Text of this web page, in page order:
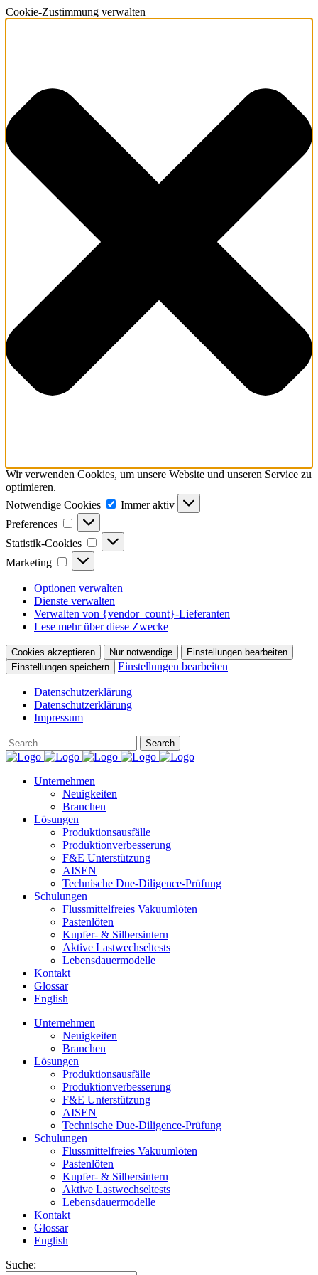
Cookie-Zustimmung verwalten
Wir verwenden Cookies, um unsere Website und unseren Service zu
optimieren.
Notwendige Cookies
Notwendige
Cookies
Immer aktiv
Preferences
Preferences
Statistik-Cookies
Statistik-
Cookies
Marketing
Marketing
Optionen verwalten
Dienste verwalten
Verwalten von {vendor_count}-Lieferanten
Lese mehr über diese Zwecke
Cookies akzeptieren Nur notwendige
Einstellungen bearbeiten
Einstellungen speichern
Einstellungen bearbeiten
Datenschutzerklärung
Datenschutzerklärung
Impressum
Unternehmen
Neuigkeiten
Branchen
Lösungen
Produktionsausfälle
Produktionverbesserung
F&E Unterstützung
AISEN
Technische Due-Diligence-Prüfung
Schulungen
Flussmittelfreies Vakuumlöten
Pastenlöten
Kupfer- & Silbersintern
Aktive Lastwechseltests
Lebensdauermodelle
Kontakt
Glossar
English
Unternehmen
Neuigkeiten
Branchen
Lösungen
Produktionsausfälle
Produktionverbesserung
F&E Unterstützung
AISEN
Technische Due-Diligence-Prüfung
Schulungen
Flussmittelfreies Vakuumlöten
Pastenlöten
Kupfer- & Silbersintern
Aktive Lastwechseltests
Lebensdauermodelle
Kontakt
Glossar
English
Suche: